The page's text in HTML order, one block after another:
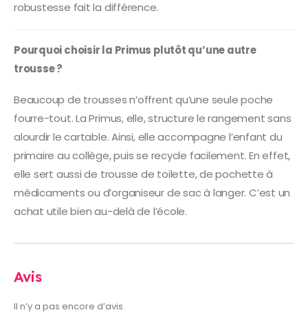
robustesse fait la différence.
Pourquoi choisir la Primus plutôt qu’une autre
trousse ?
Beaucoup de trousses n’offrent qu’une seule poche
fourre-tout. La Primus, elle, structure le rangement sans
alourdir le cartable. Ainsi, elle accompagne l’enfant du
primaire au collège, puis se recycle facilement. En effet,
elle sert aussi de trousse de toilette, de pochette à
médicaments ou d’organiseur de sac à langer. C’est un
achat utile bien au-delà de l’école.
Avis
Il n’y a pas encore d’avis.